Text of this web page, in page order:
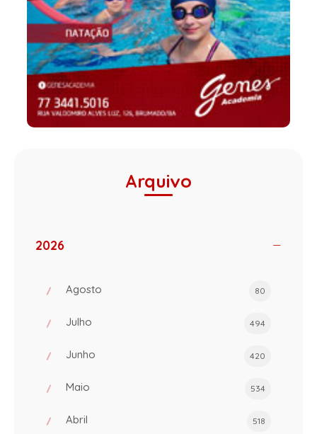
Arquivo
2026
Agosto 80
Julho 494
Junho 420
Maio 534
Abril 518